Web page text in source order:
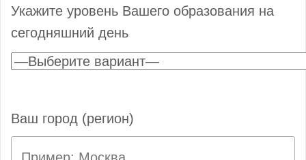
Укажите уровень Вашего образования на
сегодняшний день
Ваш город (регион)